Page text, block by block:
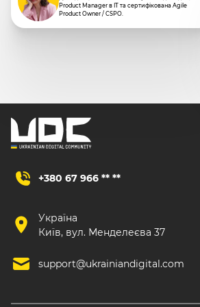
Product Manager в IT та сертифікована Agile
Product Owner / CSPO.
+380 67 966 ** **
Україна
Київ, вул. Менделеєва 37
support@ukrainiandigital.com